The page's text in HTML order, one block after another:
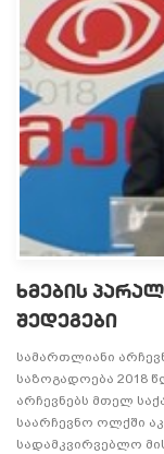
ხმების
შედეგები
სამართლიანი
საზოგადოება 2018
არჩევნებს მთელ
საარჩევნო ოლქში
სადამკვირვებლო